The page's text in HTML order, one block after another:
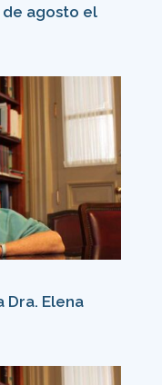
de agosto el
Dra. Elena